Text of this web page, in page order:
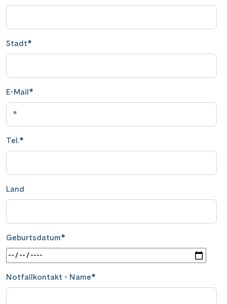
Stadt*
E-Mail*
Tel.*
Land
Geburtsdatum*
Notfallkontakt - Name*